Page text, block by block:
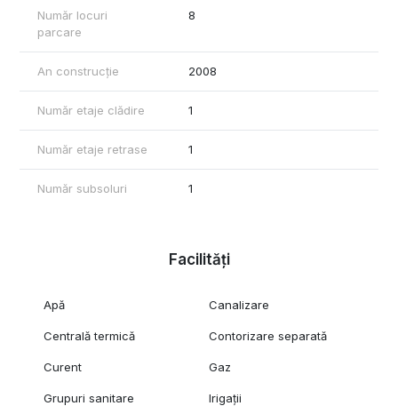
Număr locuri
parcare
8
An construcție 2008
Număr etaje clădire 1
Număr etaje retrase 1
Număr subsoluri 1
Facilități
Apă Canalizare
Centrală termică Contorizare separată
Curent Gaz
Grupuri sanitare
Irigații